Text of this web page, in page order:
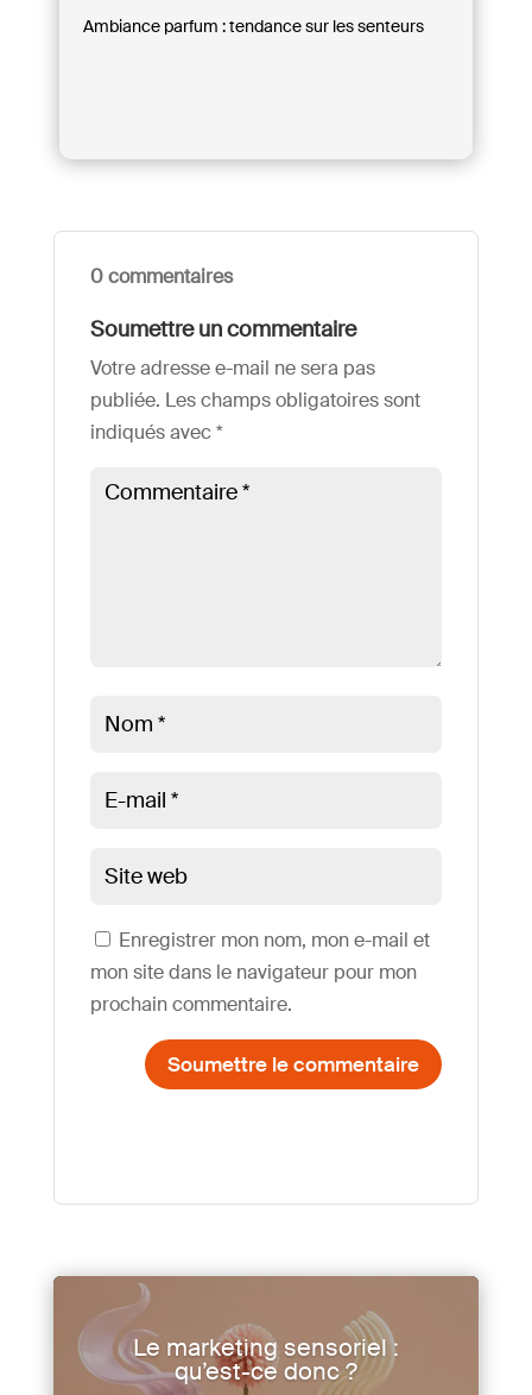
Ambiance parfum : tendance sur les senteurs
0 commentaires
Soumettre un commentaire
Votre adresse e-mail ne sera pas
publiée. Les champs obligatoires sont
indiqués avec*
Enregistrer mon nom, mon e-mail et
mon site dans le navigateur pour mon
prochain commentaire.
Soumettre le commentaire
Le marketing sensoriel :
qu’est-ce donc ?